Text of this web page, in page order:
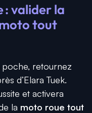
: valider la
tout
retournez
d’Elara Tuek.
et activera
la moto roue tout